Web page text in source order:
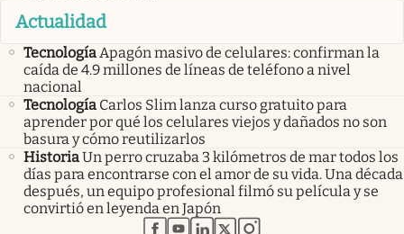
Actualidad
TecnologíaApagón masivo de celulares: confirman la
caída de 4.9 millones de líneas de teléfono a nivel
nacional
Tecnología Carlos Slim lanza curso gratuito para
aprender por qué los celulares viejos y dañados no son
basura y cómo reutilizarlos
HistoriaUn perro cruzaba 3 kilómetros de mar todos los
días para encontrarse con el amor de su vida. Una década
después, un equipo profesional filmó su película y se
convirtió en leyenda en Japón
abre en nueva pestaña
abre en nueva pestaña
abre en nueva pestaña
abre en nueva pestaña
abre en nueva pestaña